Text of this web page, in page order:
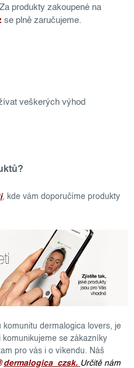
produkty zakoupené na
se plně zaručujeme.
veškerých výhod
, kde vám doporučíme produkty
dermalogica lovers, je
se zákazníky
pro vás i o víkendu. Náš
dermalogica_czsk. Určitě nám